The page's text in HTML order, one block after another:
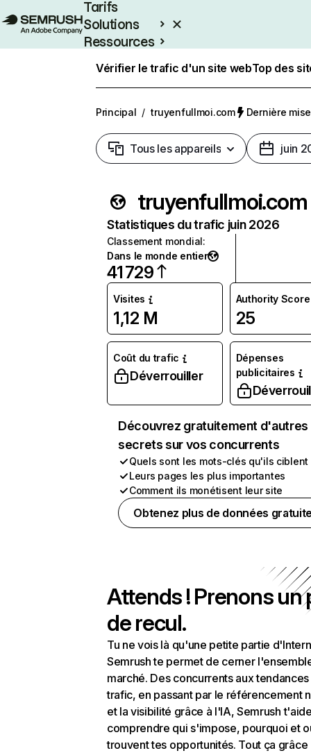
Tarifs
Solutions
Ressources
Vérifier le trafic d'un site webTop des
Principal / truyenfullmoi.com Dernière
Tous les appareils juin
truyenfullmoi.com
Statistiques du trafic juin 2026
Classement mondial:
Dans le monde entier
41 729
Visites
1,12 M
Authority Score
25
Coût du trafic
Déverrouiller
Dépenses
publicitaires
Découvrez gratuitement d'autres
secrets sur vos concurrents
Quels sont les mots-clés qu'ils ciblent
Leurs pages les plus importantes
Comment ils monétisent leur site
Obtenez plus de données
Attends ! Prenons un
de recul.
Tu ne vois là qu'une petite partie
Semrush te permet de cerner
marché. Des concurrents aux
trafic, en passant par le référencement
et la visibilité grâce à l'IA, Semrush
comprendre qui s'impose, pourquoi et
trouvent tes opportunités. Tout ça grâce